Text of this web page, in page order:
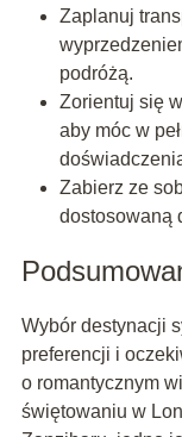
Zaplanuj
podróżą.
Zorientuj się
aby móc w
Zabierz ze
dostosowaną
Wybór destynacji
preferencji i
o romantycznym
świętowaniu w